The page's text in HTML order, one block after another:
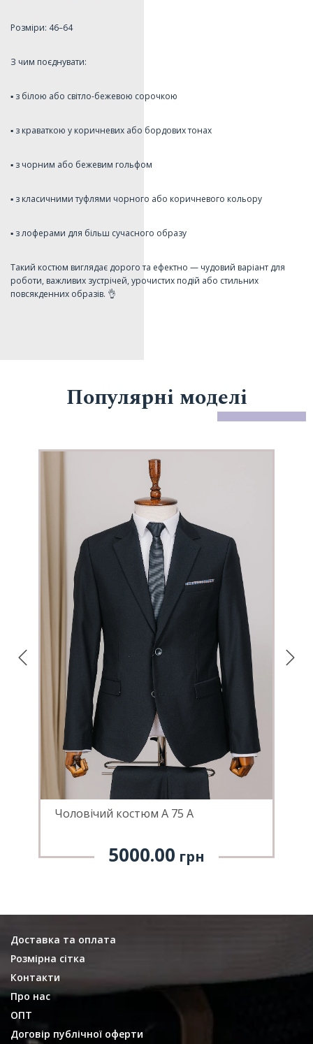
Розміри: 46–64
З чим поєднувати:
▪️ з білою або світло-бежевою сорочкою
▪️ з краваткою у коричневих або бордових тонах
▪️ з чорним або бежевим гольфом
▪️ з класичними туфлями чорного або коричневого кольору
▪️ з лоферами для більш сучасного образу
Такий костюм виглядає дорого та ефектно — чудовий варіант для
роботи, важливих зустрічей, урочистих подій або стильних
повсякденних образів. 👌
Популярні моделі
Чоловічий костюм А 75 А
5000.00 грн
Доставка та оплата
Розмірна сітка
Контакти
Про нас
ОПТ
Договір публічної оферти